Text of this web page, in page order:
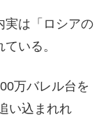
実は「ロシアの
いる。
万バレル台を
い込まれれ